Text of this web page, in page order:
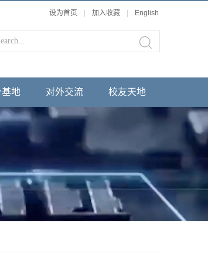
设为首页 加入收藏 English
地 对外交流 校友天地